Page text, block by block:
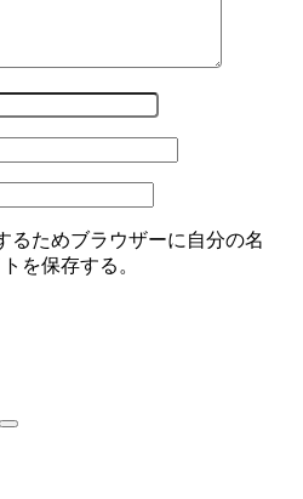
るためブラウザーに自分の名
を保存する。